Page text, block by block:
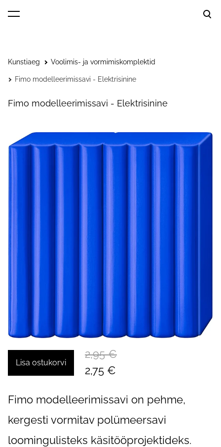
lisati ostukorvi.
Kunstiaeg Voolimis- ja vormimiskomplektid
Fimo modelleerimissavi - Elektrisinine
Fimo modelleerimissavi - Elektrisinine
Lisa ostukorvi
2,95 €
2,75 €
Fimo modelleerimissavi on pehme,
kergesti vormitav polümeersavi
loomingulisteks käsitööprojektideks.